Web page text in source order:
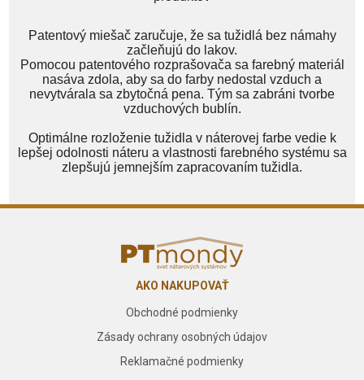
Patentový miešač zaručuje, že sa tužidlá bez námahy
začleňujú do lakov.
Pomocou patentového rozprašovača sa farebný materiál
nasáva zdola, aby sa do farby nedostal vzduch a
nevytvárala sa zbytočná pena. Tým sa zabráni tvorbe
vzduchových bublín.
Optimálne rozloženie tužidla v náterovej farbe vedie k
lepšej odolnosti náteru a vlastnosti farebného systému sa
zlepšujú jemnejším zapracovaním tužidla.
AKO NAKUPOVAŤ
Obchodné podmienky
Zásady ochrany osobných údajov
Reklamačné podmienky